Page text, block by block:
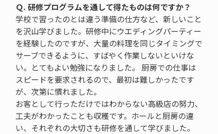
Ｑ. 研修プログラムを通して得たものは何ですか？
学校で習ったのとは違う準備の仕方など、新しいこと
を沢山学びました。研修中にウエディングパーティー
を経験したのですが、大量の料理を同じタイミングで
サーブできるように、すばやく作業しないといけな
い。とてもよい勉強になりました。 厨房での仕事は
スピードを要求されるので、最初は難しかったです
が、次第に慣れました。
お客として行っただけではわからない高級店の努力、
工夫がわかったことも収穫です。ホールと厨房の違
い、それぞれの大切さも研修を通して学びました。